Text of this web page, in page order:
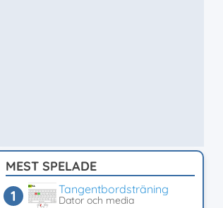
MEST SPELADE
Tangentbordsträning
Dator och media